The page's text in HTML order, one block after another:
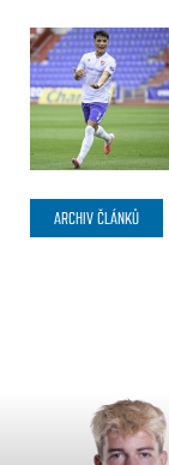
ARCHIV ČLÁNKŮ